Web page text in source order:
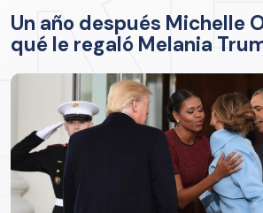
Un año después Michelle
qué le regaló Melania